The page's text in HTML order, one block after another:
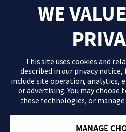
El contenido que se proporciona en
WE
This site uses cookies and
described in our privacy notice,
include site operation, analytics,
or advertising. You may choose
these technologies, or
MANAGE